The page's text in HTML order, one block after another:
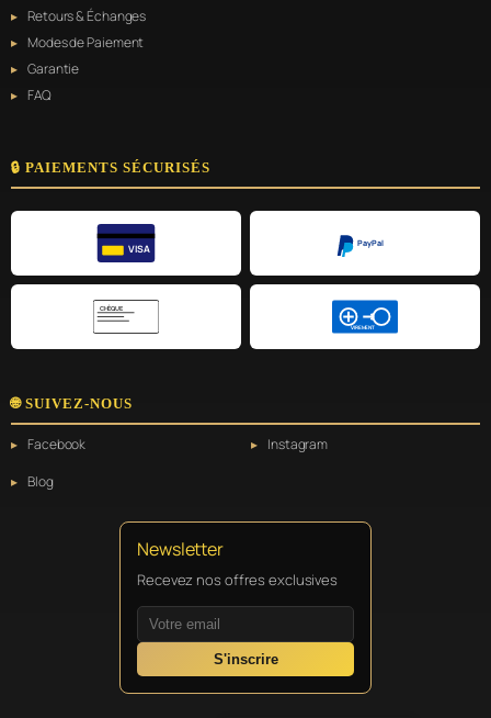
Retours & Échanges
Modes de Paiement
Garantie
FAQ
🔒 PAIEMENTS SÉCURISÉS
VISA
PayPal
CHÈQUE
VIREMENT
🌐 SUIVEZ-NOUS
Facebook
Instagram
Blog
Newsletter
Recevez nos offres exclusives
S'inscrire